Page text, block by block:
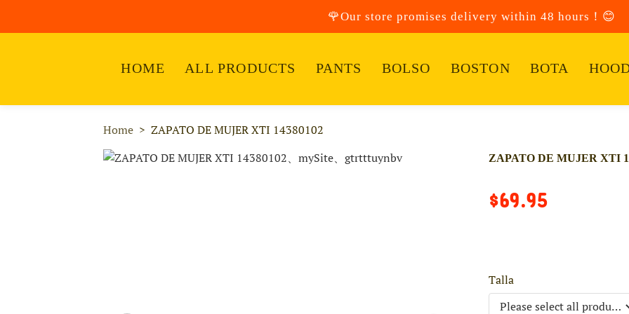
HOME ALL PRODUCTS PANTS BOLSO BOSTON BOTA
🌹Our store promises delivery within 48 hours！😊
Home ZAPATO DE MUJER XTI 14380102
ZAPATO DE MUJER XTI
$69.95
Talla